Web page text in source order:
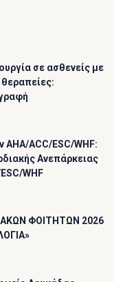
σε ασθενείς με
ACC/ESC/WHF:
Ανεπάρκειας
WHF
ΦΟΙΤΗΤΩΝ 2026